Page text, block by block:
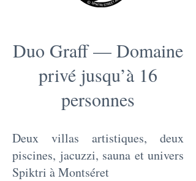
Duo Graff — Domaine
privé jusqu’à 16
personnes
Deux villas artistiques, deux
piscines, jacuzzi, sauna et univers
Spiktri à Montséret